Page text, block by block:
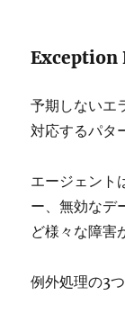
Exception
予期しないエ
対応するパタ
エージェント
ー、無効なデ
ど様々な障害
例外処理の3